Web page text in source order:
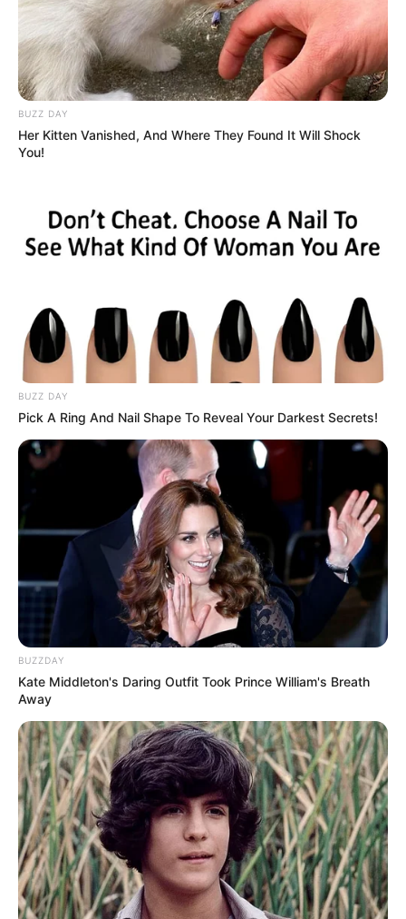
BUZZ DAY
Her Kitten Vanished, And Where They Found It Will Shock
You!
BUZZ DAY
Pick A Ring And Nail Shape To Reveal Your Darkest Secrets!
BUZZDAY
Kate Middleton's Daring Outfit Took Prince William's Breath
Away